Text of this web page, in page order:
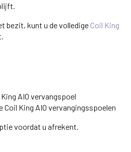
bezit, kunt u de volledige Coil King
AIO vervangspoel
Coil King AIO vervangingsspoelen
voordat u afrekent.